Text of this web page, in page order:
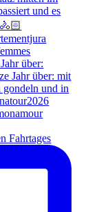
über:
Fahrtages